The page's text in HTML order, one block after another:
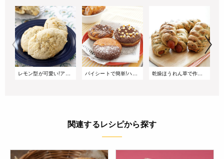
レモン型が可愛い!アールグレイレモンパン パイシートで簡単!ハイブリッドスイーツ『クロナッツ』 乾燥ほうれん草で作る!スピナッチソーセージドッグ
関連するレシピから探す